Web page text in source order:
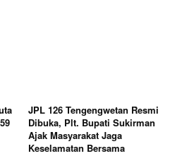
JPL 126 Tengengwetan Resmi
Dibuka, Plt. Bupati Sukirman
Ajak Masyarakat Jaga
Keselamatan Bersama